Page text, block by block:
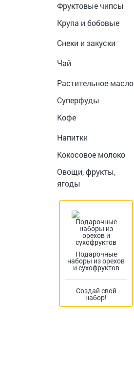
Фруктовые чипсы
Крупа и бобовые
Снеки и закуски
Чай
Растительное масло
Суперфуды
Кофе
Напитки
Кокосовое молоко
Овощи, фрукты,
ягоды
Подарочные
наборы из орехов
и сухофруктов
Создай свой
набор!